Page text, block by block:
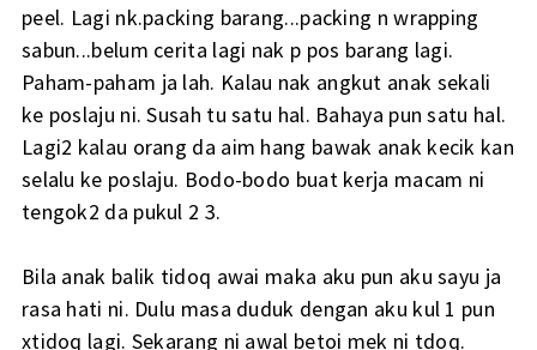
peel. Lagi nk.packing barang...packing n wrapping
sabun...belum cerita lagi nak p pos barang lagi.
Paham-paham ja lah. Kalau nak angkut anak sekali
ke poslaju ni. Susah tu satu hal. Bahaya pun satu hal.
Lagi2 kalau orang da aim hang bawak anak kecik kan
selalu ke poslaju. Bodo-bodo buat kerja macam ni
tengok2 da pukul 2 3.
Bila anak balik tidoq awai maka aku pun aku sayu ja
rasa hati ni. Dulu masa duduk dengan aku kul 1 pun
xtidoq lagi. Sekarang ni awal betoi mek ni tdoq.